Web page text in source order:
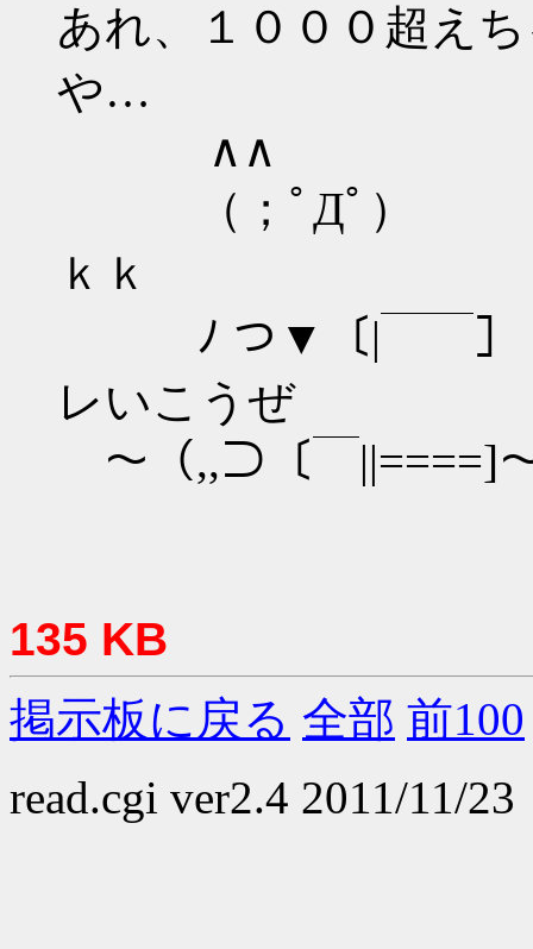
あれ、１０００超え
や…
∧∧
（；ﾟДﾟ
ｋｋ
ﾉ つ▼〔|
レいこうぜ
～（,,⊃〔￣||====]
135 KB
掲示板に戻る 全部 前100
read.cgi ver2.4 2011/11/23